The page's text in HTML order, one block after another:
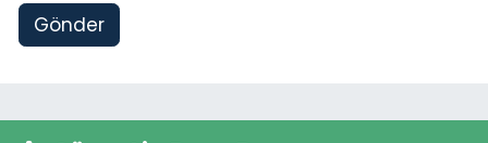
Gönder